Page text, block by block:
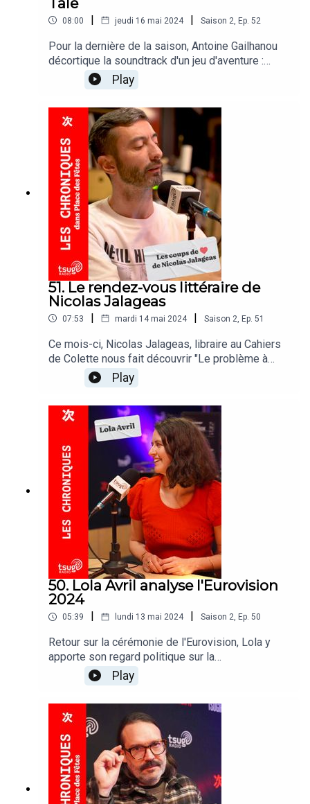
08:00 | jeudi 16 mai 2024 | Saison 2, Ep. 52
Pour la dernière de la saison, Antoine Gailhanou
décortique la soundtrack d'un jeu d'aventure :
Chicory: A Colorful Tale sorti en 2021, composé
par Lena Rain.
Play
51. Le rendez-vous littéraire de
Nicolas Jalageas
07:53 | mardi 14 mai 2024 | Saison 2, Ep. 51
Ce mois-ci, Nicolas Jalageas, libraire au Cahiers
de Colette nous fait découvrir "Le problème à
trois corps" de Liu Cixin et "Qu'est-ce que
l'histoire culturelle ?"de Peter Burke.
Play
50. Lola Avril analyse l'Eurovision
2024
05:39 | lundi 13 mai 2024 | Saison 2, Ep. 50
Retour sur la cérémonie de l'Eurovision, Lola y
apporte son regard politique sur la
compétition.Avec les interventions de Quentin
Mauduit, auteur d'un mémoire de recherche sur
l'Eurovision et la chercheuse Oranie Abbes.
Play